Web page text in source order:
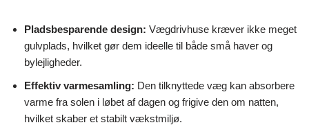
Pladsbesparende design: Vægdrivhuse kræver ikke meget
gulvplads, hvilket gør dem ideelle til både små haver og
bylejligheder.
Effektiv varmesamling: Den tilknyttede væg kan absorbere
varme fra solen i løbet af dagen og frigive den om natten,
hvilket skaber et stabilt vækstmiljø.